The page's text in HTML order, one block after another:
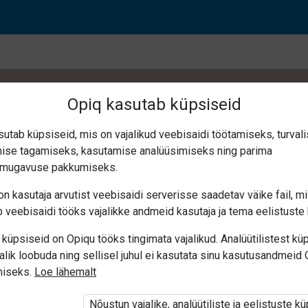
предложение.
Opiq kasutab küpsiseid
küpsiseid, mis on vajalikud veebisaidi töötamiseks,
tagamiseks, kasutamise analüüsimiseks ning parima
pakkumiseks.
kasutaja arvutist veebisaidi serverisse saadetav väike fail,
veebisaidi tööks vajalikke andmeid kasutaja ja tema eelistuste
küpsiseid on Opiqu tööks tingimata vajalikud. Analüütilistest
loobuda ning sellisel juhul ei kasutata sinu kasutusandmeid
Loe lähemalt
Nõustun vajalike, analüütiliste ja eelistuste